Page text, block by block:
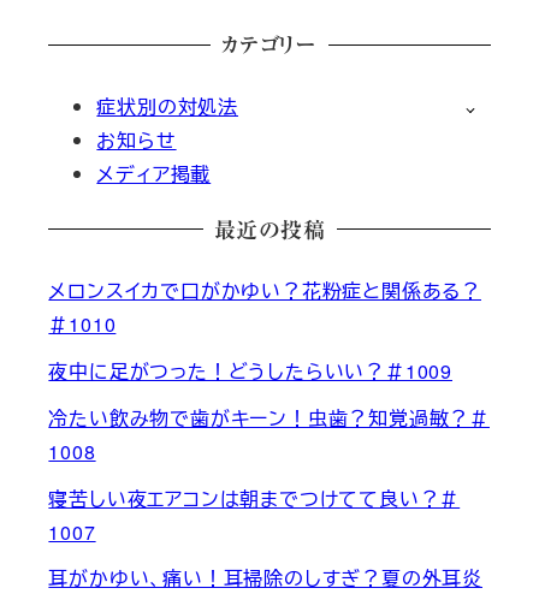
カテゴリー
症状別の対処法
お知らせ
メディア掲載
最近の投稿
メロンスイカで口がかゆい？花粉症と関係ある？
＃1010
夜中に足がつった！どうしたらいい？＃1009
冷たい飲み物で歯がキーン！虫歯？知覚過敏？＃
1008
寝苦しい夜エアコンは朝までつけてて良い？＃
1007
耳がかゆい、痛い！耳掃除のしすぎ？夏の外耳炎